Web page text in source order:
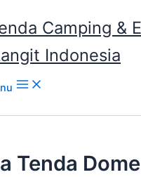
Camping &
Indonesia
Tenda